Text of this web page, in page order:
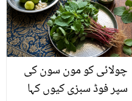
چولائی کو مون سون کی
سپر فوڈ سبزی کیوں کہا